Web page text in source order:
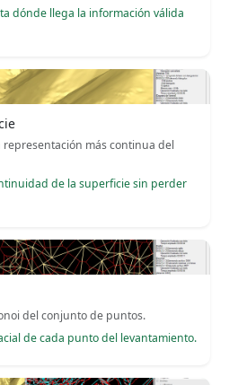
dónde llega la información válida
más continua del
de la superficie sin perder
del conjunto de puntos.
de cada punto del levantamiento.